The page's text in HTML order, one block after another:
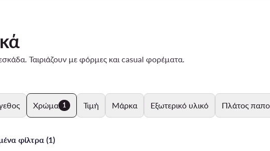
Ταιριάζουν με φόρμες και casual φορέματα.
Χρώμα 1 Τιμή Μάρκα Εξωτερικό υλικό Πλάτος
φίλτρα (1)